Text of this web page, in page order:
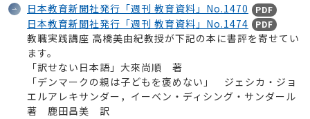
日本教育新聞社発行「週刊 教育資料」No.1470 PDF
日本教育新聞社発行「週刊 教育資料」No.1474 PDF
教職実践講座 高橋美由紀教授が下記の本に書評を寄せてい
ます。
「訳せない日本語」大來尚順 著
「デンマークの親は子どもを褒めない」 ジェシカ・ジョ
エルアレキサンダー，イーベン・ディシング・サンダール
著 鹿田昌美 訳